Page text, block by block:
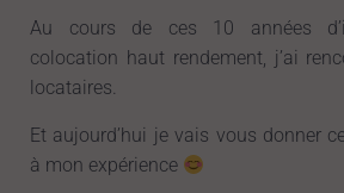
Au cours de ces 10 années
colocation haut rendement, j’ai
locataires.
Et aujourd’hui je vais vous donner
à mon expérience